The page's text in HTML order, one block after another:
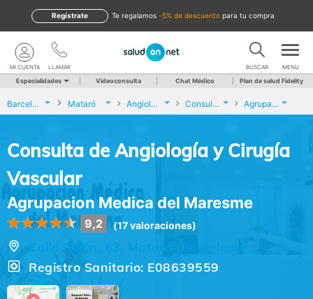
te regalamos -5% de descuento para tu compra
Regístrate
LLAMAR
MI CUENTA BUSCAR MENU
Especialidades Videoconsulta Chat Médico Plan de salud Fidelity
Barcelona Mataró Angiología y Cirugía Vascular Consulta de Angiología y Cirugía Vascular Agrupacion Medica del Maresme
Consulta de Angiología y Cirugía
Vascular
Agrupacion Medica del Maresme
9,2 (17 valoraciones)
Calle Colón, 63, Mataró (Barcelona)
Registro Sanitario: E08639559